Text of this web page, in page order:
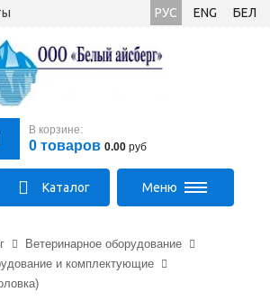
РУС ENG БЕЛ
В корзине:
0 товаров 0.00 руб
23-43
03-03
Каталог Меню
Ветеринарное оборудование
и комплектующие